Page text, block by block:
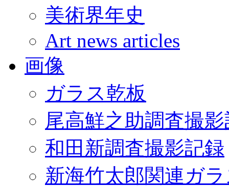
美術界年史
Art news articles
画像
ガラス乾板
尾高鮮之助調査撮
和田新調査撮影記録
新海竹太郎関連ガ